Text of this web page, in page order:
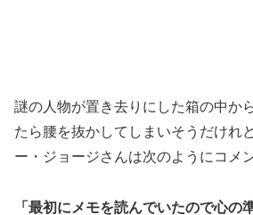
謎の人物が置き去りにした箱の中か
たら腰を抜かしてしまいそうだけれ
ー・ジョージさんは次のようにコメン
「最初にメモを読んでいたので心の